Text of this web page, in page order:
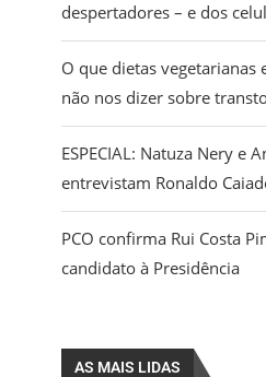
despertadores – e dos
O que dietas vegetarianas
não nos dizer sobre
ESPECIAL: Natuza Nery e
entrevistam Ronaldo
PCO confirma Rui Costa
candidato à Presidência
AS MAIS LIDAS